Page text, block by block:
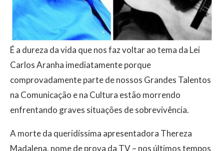
É a dureza da vida que nos faz voltar ao tema da Lei
Carlos Aranha imediatamente porque
comprovadamente parte de nossos Grandes Talentos
na Comunicação e na Cultura estão morrendo
enfrentando graves situações de sobrevivência.
A morte da queridíssima apresentadora Thereza
Madalena, nome de prova da TV – nos últimos tempos